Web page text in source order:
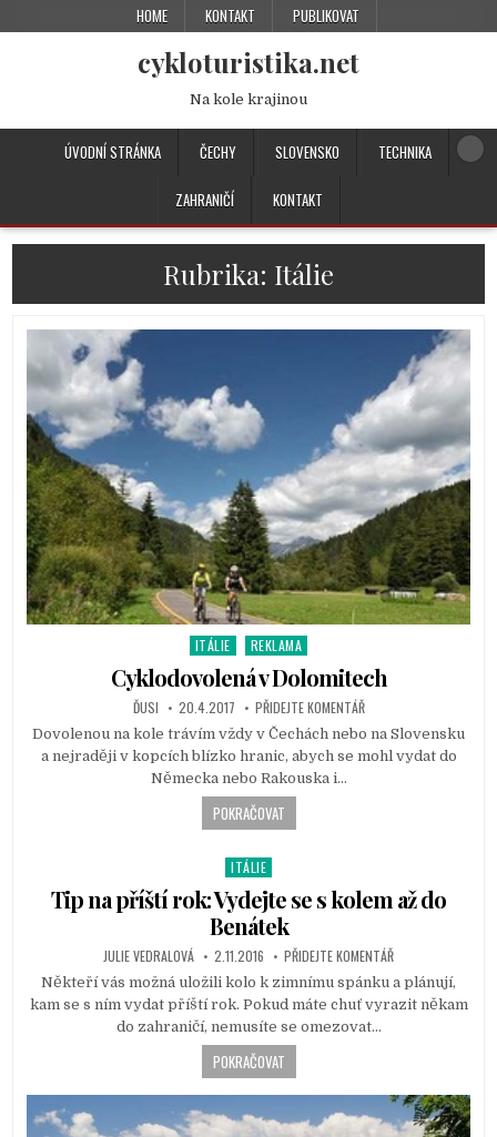
HOME KONTAKT PUBLIKOVAT
cykloturistika.net
Na kole krajinou
ÚVODNÍ STRÁNKA ČECHY SLOVENSKO TECHNIKA
ZAHRANIČÍ KONTAKT
Rubrika: Itálie
s
t
e
d
i
ITÁLIE REKLAMA
Cyklodovolená v Dolomitech
ĎUSI 20.4.2017 PŘIDEJTE KOMENTÁŘ
Dovolenou na kole trávím vždy v Čechách nebo na Slovensku
a nejraději v kopcích blízko hranic, abych se mohl vydat do
Německa nebo Rakouska i…
POKRAČOVAT
o
s
t
e
d
i
n
ITÁLIE
Tip na příští rok: Vydejte se s kolem až do
Benátek
JULIE VEDRALOVÁ 2.11.2016 PŘIDEJTE KOMENTÁŘ
Někteří vás možná uložili kolo k zimnímu spánku a plánují,
kam se s ním vydat příští rok. Pokud máte chuť vyrazit někam
do zahraničí, nemusíte se omezovat…
POKRAČOVAT